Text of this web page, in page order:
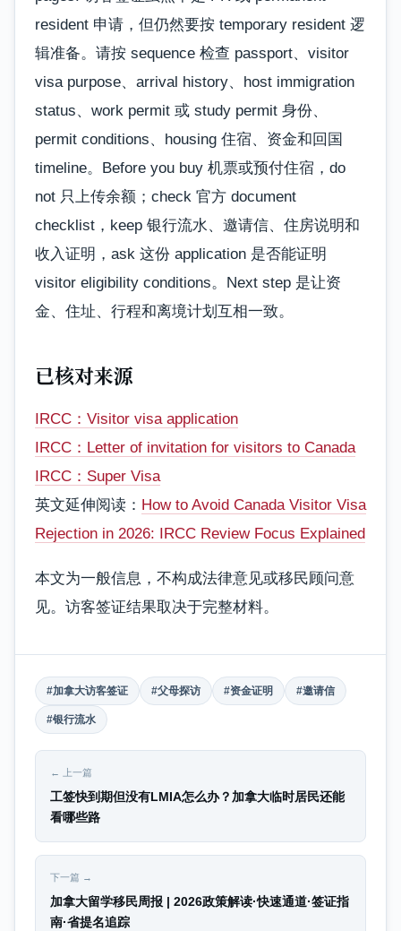
resident 申请，但仍然要按 temporary resident 逻
辑准备。请按 sequence 检查 passport、visitor
visa purpose、arrival history、host immigration
status、work permit 或 study permit 身份、
permit conditions、housing 住宿、资金和回国
timeline。Before you buy 机票或预付住宿，do
not 只上传余额；check 官方 document
checklist，keep 银行流水、邀请信、住房说明和
收入证明，ask 这份 application 是否能证明
visitor eligibility conditions。Next step 是让资
金、住址、行程和离境计划互相一致。
已核对来源
IRCC：Visitor visa application
IRCC：Letter of invitation for visitors to Canada
IRCC：Super Visa
英文延伸阅读： How to Avoid Canada Visitor Visa
Rejection in 2026: IRCC Review Focus Explained
本文为一般信息，不构成法律意见或移民顾问意
见。访客签证结果取决于完整材料。
#加拿大访客签证 #父母探访 #资金证明 #邀请信
#银行流水
← 上一篇
工签快到期但没有LMIA怎么办？加拿大临时居民还能
看哪些路
下一篇 →
加拿大留学移民周报 | 2026政策解读·快速通道·签证指
南·省提名追踪